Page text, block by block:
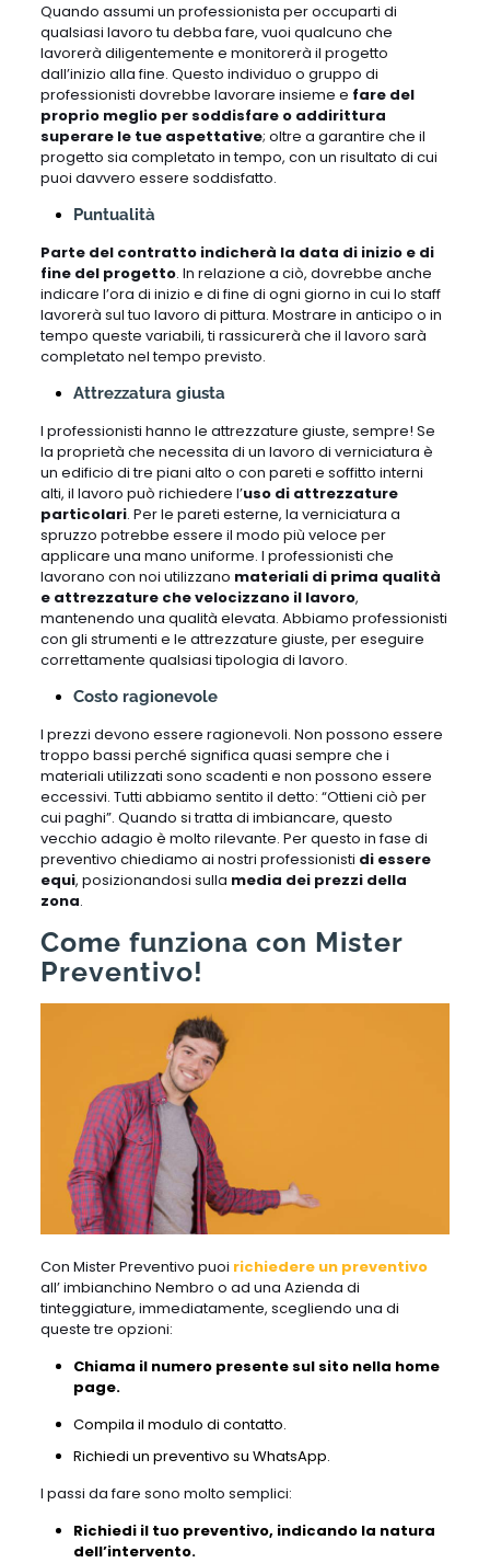
Quando assumi un professionista per occuparti di
qualsiasi lavoro tu debba fare, vuoi qualcuno che
lavorerà diligentemente e monitorerà il progetto
dall’inizio alla fine. Questo individuo o gruppo di
professionisti dovrebbe lavorare insieme e fare del
proprio meglio per soddisfare o addirittura
superare le tue aspettative; oltre a garantire che il
progetto sia completato in tempo, con un risultato di cui
puoi davvero essere soddisfatto.
Puntualità
Parte del contratto indicherà la data di inizio e di
fine del progetto. In relazione a ciò, dovrebbe anche
indicare l’ora di inizio e di fine di ogni giorno in cui lo staff
lavorerà sul tuo lavoro di pittura. Mostrare in anticipo o in
tempo queste variabili, ti rassicurerà che il lavoro sarà
completato nel tempo previsto.
Attrezzatura giusta
I professionisti hanno le attrezzature giuste, sempre! Se
la proprietà che necessita di un lavoro di verniciatura è
un edificio di tre piani alto o con pareti e soffitto interni
alti, il lavoro può richiedere l’uso di attrezzature
particolari. Per le pareti esterne, la verniciatura a
spruzzo potrebbe essere il modo più veloce per
applicare una mano uniforme. I professionisti che
lavorano con noi utilizzano materiali di prima qualità
e attrezzature che velocizzano il lavoro,
mantenendo una qualità elevata. Abbiamo professionisti
con gli strumenti e le attrezzature giuste, per eseguire
correttamente qualsiasi tipologia di lavoro.
Costo ragionevole
I prezzi devono essere ragionevoli. Non possono essere
troppo bassi perché significa quasi sempre che i
materiali utilizzati sono scadenti e non possono essere
eccessivi. Tutti abbiamo sentito il detto: “Ottieni ciò per
cui paghi”. Quando si tratta di imbiancare, questo
vecchio adagio è molto rilevante. Per questo in fase di
preventivo chiediamo ai nostri professionisti di essere
equi, posizionandosi sulla media dei prezzi della
zona.
Come funziona con Mister
Preventivo!
Con Mister Preventivo puoi richiedere un preventivo
all’ imbianchino Nembro o ad una Azienda di
tinteggiature, immediatamente, scegliendo una di
queste tre opzioni:
Chiama il numero presente sul sito nella home
page.
Compila il modulo di contatto.
Richiedi un preventivo su WhatsApp.
I passi da fare sono molto semplici:
Richiedi il tuo preventivo, indicando la natura
dell’intervento.